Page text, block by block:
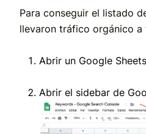
Para conseguir el listado
llevaron tráfico orgánico
Abrir un Google
Abrir el sidebar de